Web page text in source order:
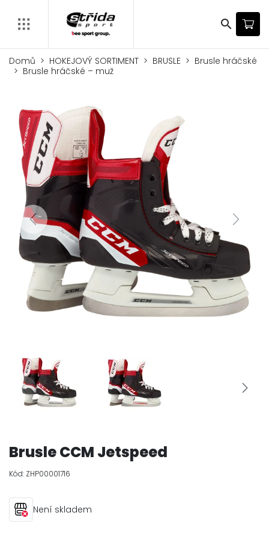
search
Domů HOKEJOVÝ SORTIMENT BRUSLE
Brusle hráčské
Brusle hráčské – muž
Previous Next
Brusle CCM Jetspeed
Kód: ZHP00001716
Není skladem